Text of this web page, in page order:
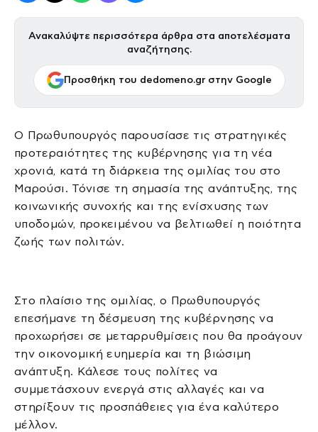
Ανακαλύψτε περισσότερα άρθρα στα αποτελέσματα
αναζήτησης.
Προσθήκη του dedomeno.gr στην Google
Ο Πρωθυπουργός παρουσίασε τις στρατηγικές
προτεραιότητες της κυβέρνησης για τη νέα
χρονιά, κατά τη διάρκεια της ομιλίας του στο
Μαρούσι. Τόνισε τη σημασία της ανάπτυξης, της
κοινωνικής συνοχής και της ενίσχυσης των
υποδομών, προκειμένου να βελτιωθεί η ποιότητα
ζωής των πολιτών.
Στο πλαίσιο της ομιλίας, ο Πρωθυπουργός
επεσήμανε τη δέσμευση της κυβέρνησης να
προχωρήσει σε μεταρρυθμίσεις που θα προάγουν
την οικονομική ευημερία και τη βιώσιμη
ανάπτυξη. Κάλεσε τους πολίτες να
συμμετάσχουν ενεργά στις αλλαγές και να
στηρίξουν τις προσπάθειες για ένα καλύτερο
μέλλον.